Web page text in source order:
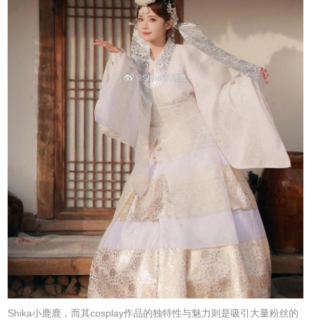
Shika小鹿鹿，而其cosplay作品的独特性与魅力则是吸引大量粉丝的